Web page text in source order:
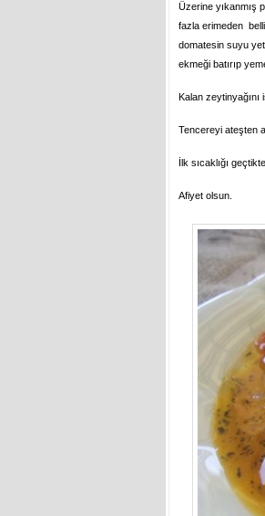
Üzerine yıkanmış
fazla erimeden
domatesin suyu
ekmeği batırıp
Kalan
Tencereyi ateşten
İlk sıcaklığı
Afiyet olsun.